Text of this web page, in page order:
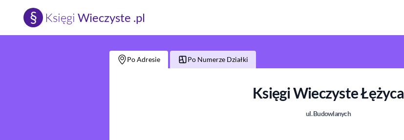
§ Księgi Wieczyste .pl
Po Adresie Po Numerze Działki
Księgi WieczysteŁężyca
ul.Budowlanych